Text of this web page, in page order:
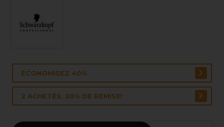
ÉCONOMISEZ 40%
2 ACHETÉS, 20% DE REMISE!